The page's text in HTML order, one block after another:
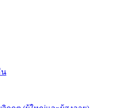
น